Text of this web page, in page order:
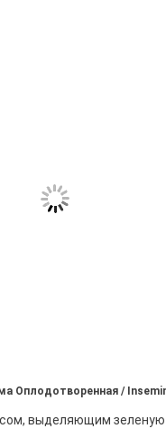
Оплодотворенная /
выделяющим